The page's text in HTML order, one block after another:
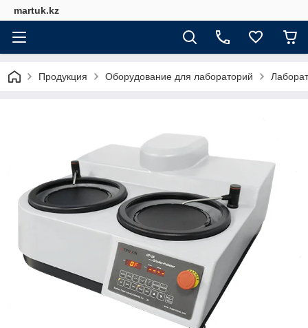
martuk.kz
Продукция Оборудование для лабораторий